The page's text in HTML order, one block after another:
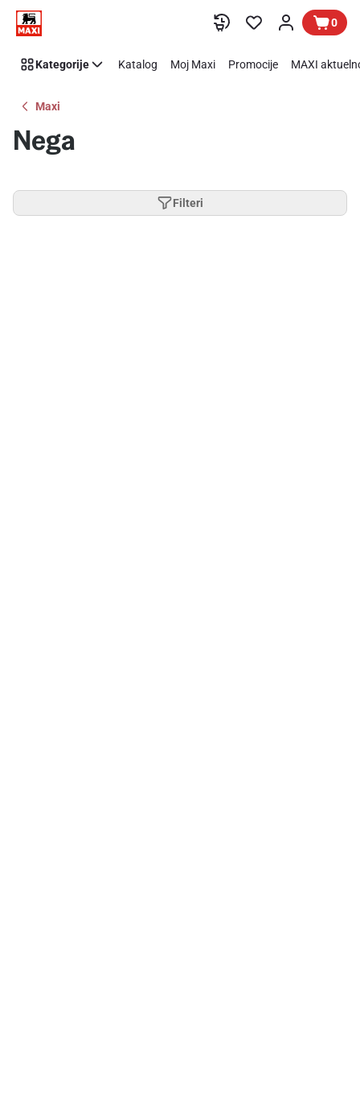
Preskoči link 0
Kategorije Katalog Moj Maxi Promocije MAXI
Maxi
Nega
Filteri